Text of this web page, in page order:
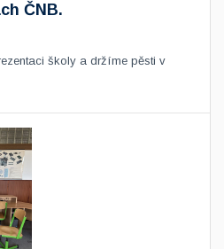
ČNB.
školy a držíme pěsti v